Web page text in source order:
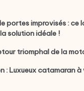
portes improvisés : ce
solution idéale !
triomphal de la
: Luxueux catamaran à